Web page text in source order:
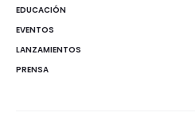
EDUCACIÓN
EVENTOS
LANZAMIENTOS
PRENSA